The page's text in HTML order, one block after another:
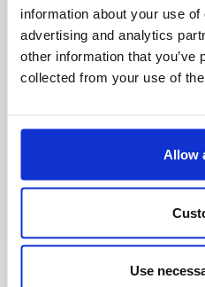
information about your use
advertising and analytics
other information that you’ve
collected from your use of
Allow
Use